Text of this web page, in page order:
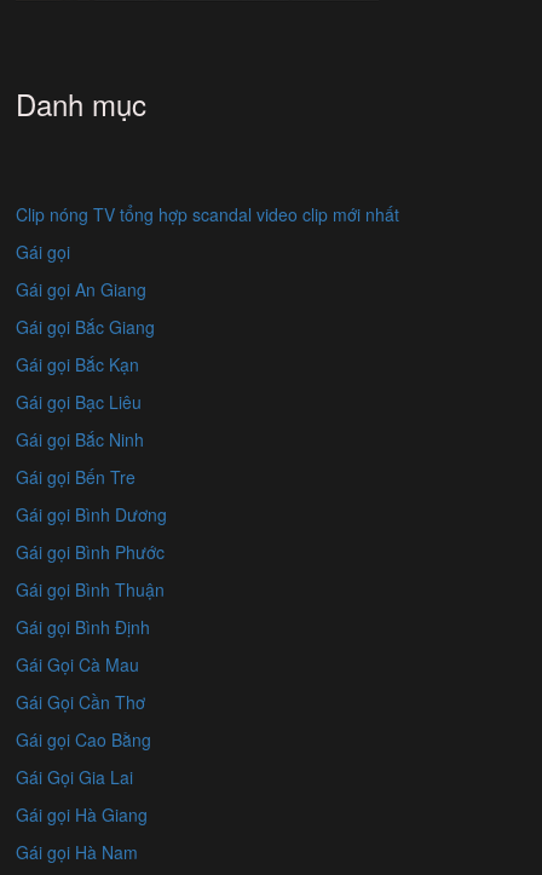
Danh mục
Clip nóng TV tổng hợp scandal video clip mới nhất
Gái gọi
Gái gọi An Giang
Gái gọi Bắc Giang
Gái gọi Bắc Kạn
Gái gọi Bạc Liêu
Gái gọi Bắc Ninh
Gái gọi Bến Tre
Gái gọi Bình Dương
Gái gọi Bình Phước
Gái gọi Bình Thuận
Gái gọi Bình Định
Gái Gọi Cà Mau
Gái Gọi Cần Thơ
Gái gọi Cao Bằng
Gái Gọi Gia Lai
Gái gọi Hà Giang
Gái gọi Hà Nam